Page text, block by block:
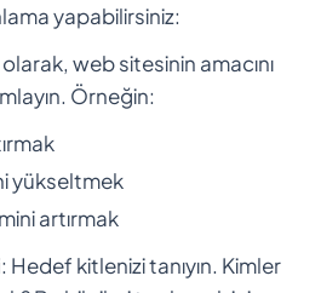
yapabilirsiniz:
olarak, web sitesinin amacını
Örneğin:
yükseltmek
artırmak
: Hedef kitlenizi tanıyın. Kimler